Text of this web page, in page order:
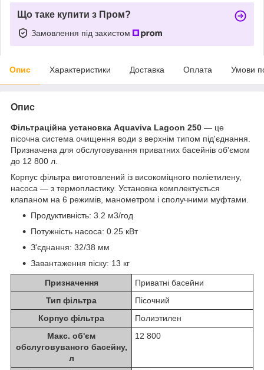
Що таке купити з Пром?
Замовлення під захистом
Опис Характеристики Доставка Оплата Умови
Опис
Фільтраційна установка Aquaviva Lagoon 250 — це
пісочна система очищення води з верхнім типом під'єднання.
Призначена для обслуговування приватних басейнів об'ємом
до 12 800 л.
Корпус фільтра виготовлений із високоміцного поліетилену,
насоса — з термопластику. Установка комплектується
клапаном на 6 режимів, манометром і сполучними муфтами.
Продуктивність: 3.2 м3/год
Потужність насоса: 0.25 кВт
З'єднання: 32/38 мм
Завантаження піску: 13 кг
Призначення
Приватні басейни
Тип фільтра
Пісочний
Корпус фільтра
Полиэтилен
Макс. об'єм
обслуговуваного басейну,
л
12 800